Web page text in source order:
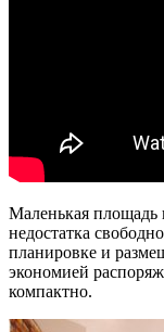
Маленькая площадь
недостатка
планировке и
экономией
компактно.